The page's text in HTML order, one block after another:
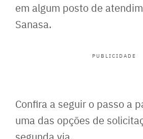
em algum posto de
Sanasa.
PUBLICIDADE
Confira a seguir o passo a
uma das opções de
segunda via.